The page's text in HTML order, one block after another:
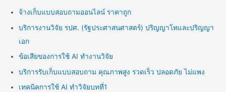
จ้างเก็บแบบสอบถามออนไลน์ ราคาถูก
บริการงานวิจัย รปศ. (รัฐประศาสนศาสตร์) ปริญญาโทและปริญญา
เอก
ข้อเสียของการใช้ AI ทำงานวิจัย
บริการรับเก็บแบบสอบถาม คุณภาพสูง รวดเร็ว ปลอดภัย ไม่แพง
เทคนิคการใช้ AI ทำวิจัยบทที่1